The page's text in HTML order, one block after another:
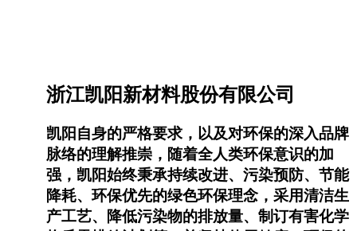
浙江凯阳新材料股份有限公司
凯阳自身的严格要求，以及对环保的深入品牌
脉络的理解推崇，随着全人类环保意识的加
强，凯阳始终秉承持续改进、污染预防、节能
降耗、环保优先的绿色环保理念，采用清洁生
产工艺、降低污染物的排放量、制订有害化学